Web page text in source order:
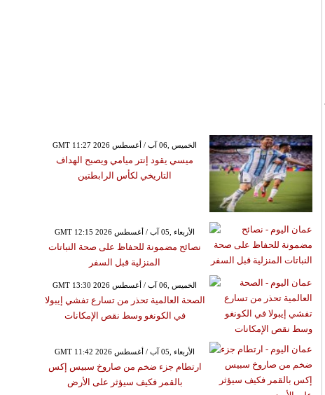
GMT 11:27 2026 الخميس ,06 آب / أغسطس
ميسي يقود إنتر ميامي ويصبح الهداف
التاريخي لكأس الرابطتين
GMT 12:15 2026 الأربعاء ,05 آب / أغسطس
نصائح مضمونة للحفاظ على صحة النباتات
المنزلية قبل السفر
GMT 13:30 2026 الخميس ,06 آب / أغسطس
الصحة العالمية تحذر من تسارع تفشي إيبولا
في الكونغو وسط نقص الإمكانات
GMT 11:42 2026 الأربعاء ,05 آب / أغسطس
ارتطام جزء ضخم من صاروخ سبيس إكس
بالقمر فكيف سيؤثر على الأرض